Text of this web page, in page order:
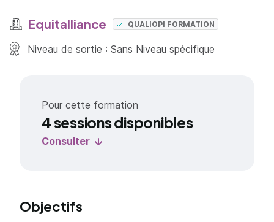
Equitalliance QUALIOPI FORMATION
Niveau de sortie : Sans Niveau spécifique
Pour cette formation
4 sessions disponibles
Consulter
Objectifs